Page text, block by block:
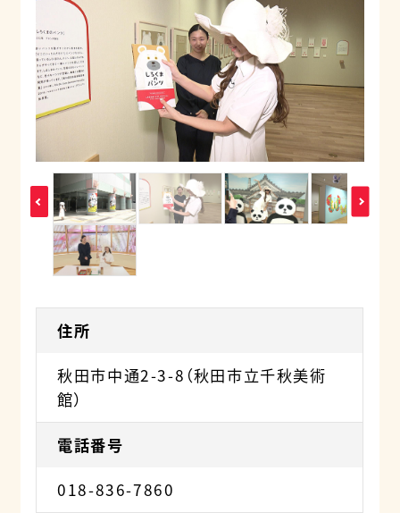
住所
秋田市中通2-3-8（秋田市立千秋美術
館）
電話番号
018-836-7860